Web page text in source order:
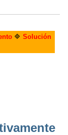
🔷 Solución